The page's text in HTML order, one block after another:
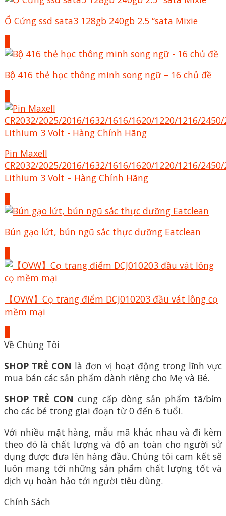
Ổ Cứng ssd sata3 128gb 240gb 2.5 “sata Mixie
Bộ 416 thẻ học thông minh song ngữ – 16 chủ đề
Pin Maxell
CR2032/2025/2016/1632/1616/1620/1220/1216/
Lithium 3 Volt – Hàng Chính Hãng
Bún gạo lứt, bún ngũ sắc thực dưỡng Eatclean
【OVW】Cọ trang điểm DCJ010203 đầu vát lông cọ
mềm mại
Về Chúng Tôi
SHOP TRẺ CON là đơn vị hoạt động trong lĩnh vực
mua bán các sản phẩm dành riêng cho Mẹ và Bé.
SHOP TRẺ CON cung cấp dòng sản phẩm tã/bỉm
cho các bé trong giai đoạn từ 0 đến 6 tuổi.
Với nhiều mặt hàng, mẫu mã khác nhau và đi kèm
theo đó là chất lượng và độ an toàn cho người sử
dụng được đưa lên hàng đầu. Chúng tôi cam kết sẽ
luôn mang tới những sản phẩm chất lượng tốt và
dịch vụ hoàn hảo tới người tiêu dùng.
Chính Sách